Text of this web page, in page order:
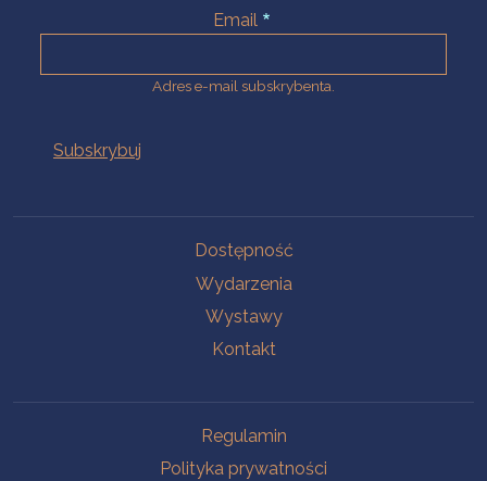
Email
Adres e-mail subskrybenta.
Dostępność
Wydarzenia
Wystawy
Kontakt
Regulamin
Polityka prywatności